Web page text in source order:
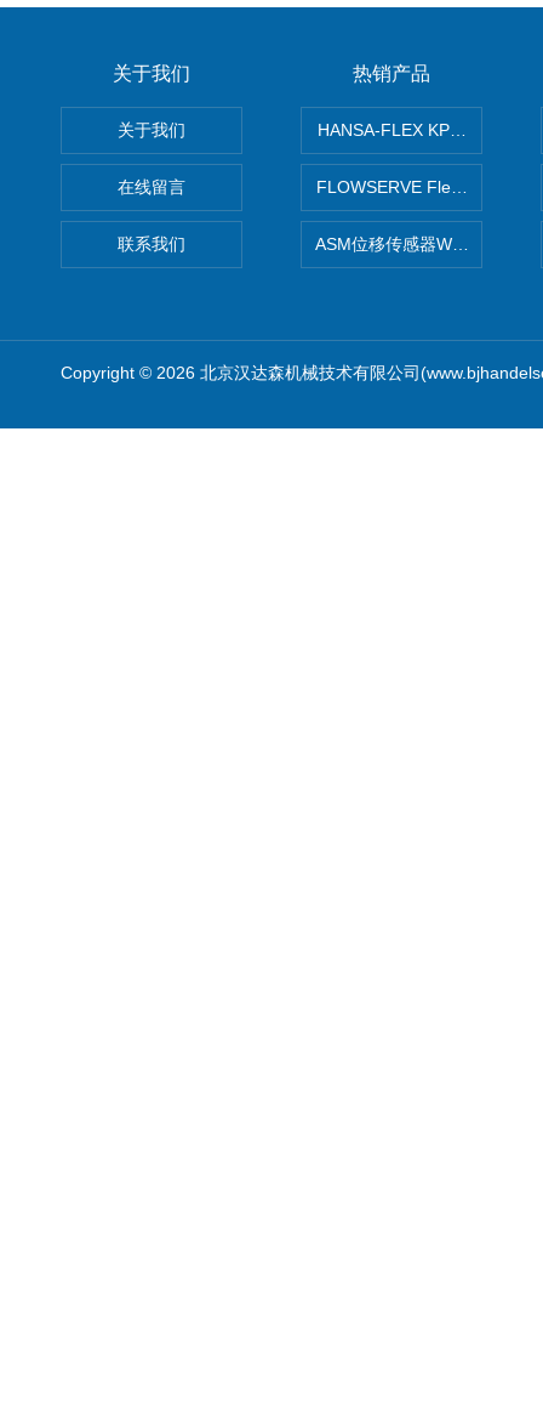
关于我们
关于我们
在线留言
联系我们
热销产品
HANSA-FLEX KP100P紧凑
FLOWSERVE Flex Wedge闸
ASM位移传感器WS10-750
Copyright © 2026 北京汉达森机械技术有限公司